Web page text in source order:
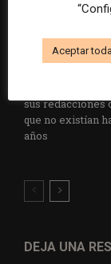
El periodista ya
sus redacciones
que no existían
años
DEJA UNA
Aceptar